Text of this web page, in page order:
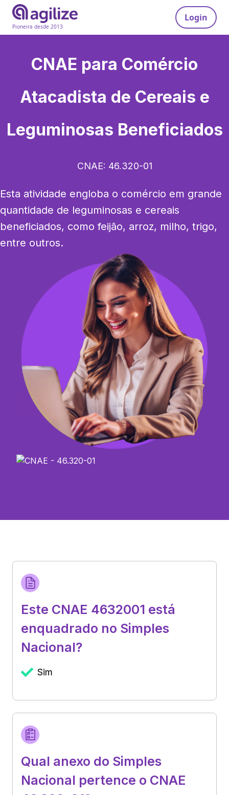
Pioneira desde 2013
Login
CNAE para Comércio
Atacadista de Cereais e
Leguminosas Beneficiados
CNAE: 46.320-01
Esta atividade engloba o comércio em grande
quantidade de leguminosas e cereais
beneficiados, como feijão, arroz, milho, trigo,
entre outros.
Este CNAE 4632001 está
enquadrado no Simples
Nacional?
Sim
Qual anexo do Simples
Nacional pertence o CNAE